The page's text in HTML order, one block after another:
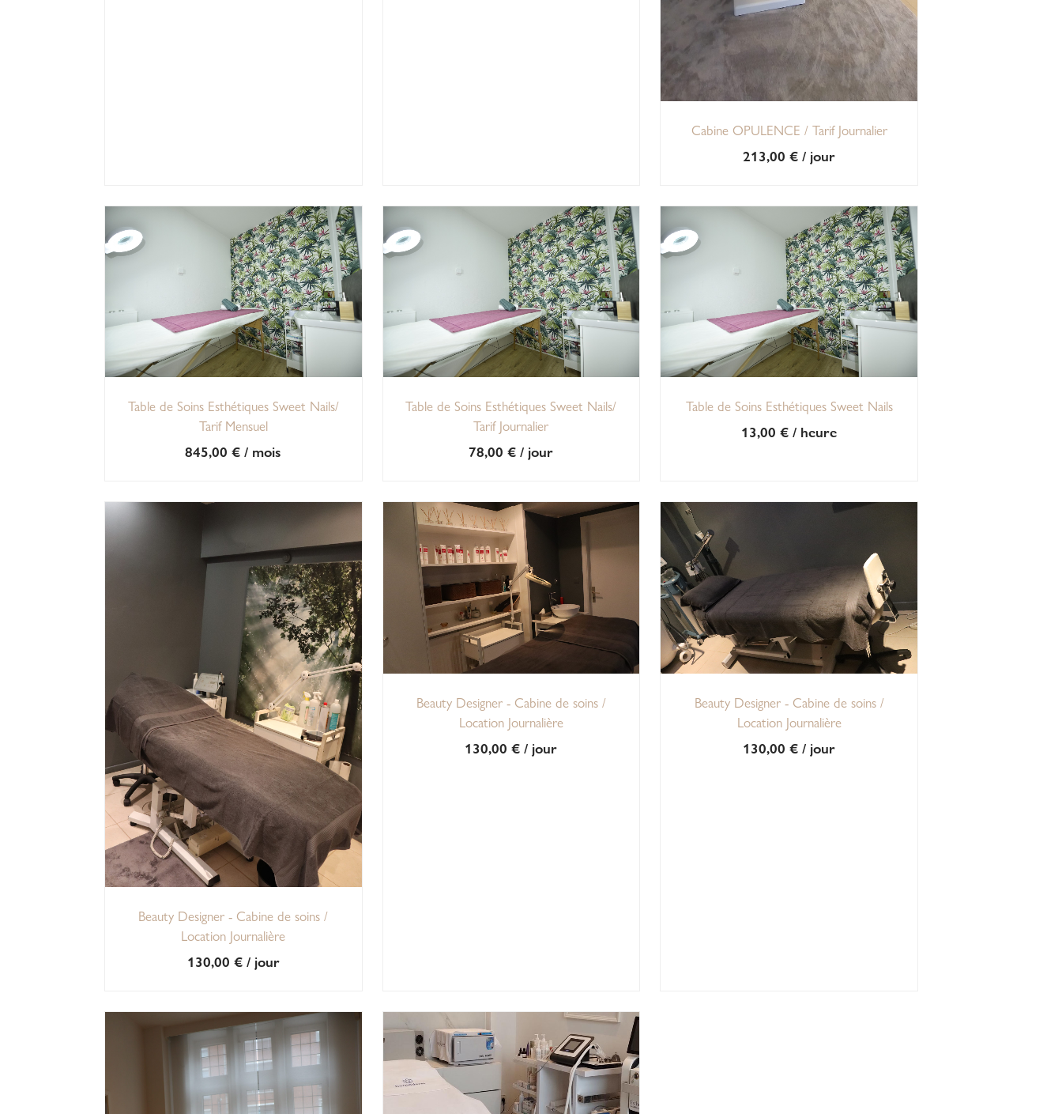
Cabine OPULENCE / Tarif Journalier
213,00€ / jour
Table de Soins Esthétiques Sweet Nails/
Tarif Mensuel
845,00€ / mois
Table de Soins Esthétiques Sweet Nails/
Tarif Journalier
78,00€ / jour
Table de Soins Esthétiques Sweet Nails
13,00€ / heure
Beauty Designer - Cabine de soins /
Location Journalière
130,00 €/ jour
Beauty Designer - Cabine de soins /
Location Journalière
130,00€ / jour
Beauty Designer - Cabine de soins /
Location Journalière
130,00€ / jour